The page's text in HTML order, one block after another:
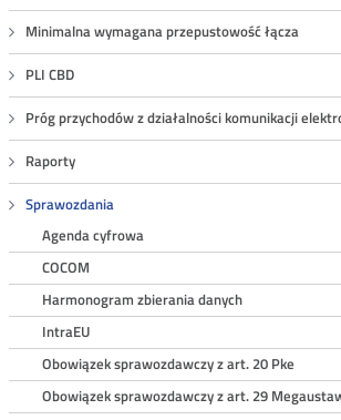
Minimalna wymagana przepustowość łącza
PLI CBD
Próg przychodów z działalności komunikacji
Raporty
Sprawozdania
Agenda cyfrowa
COCOM
Harmonogram zbierania danych
IntraEU
Obowiązek sprawozdawczy z art. 20 Pke
Obowiązek sprawozdawczy z art. 29